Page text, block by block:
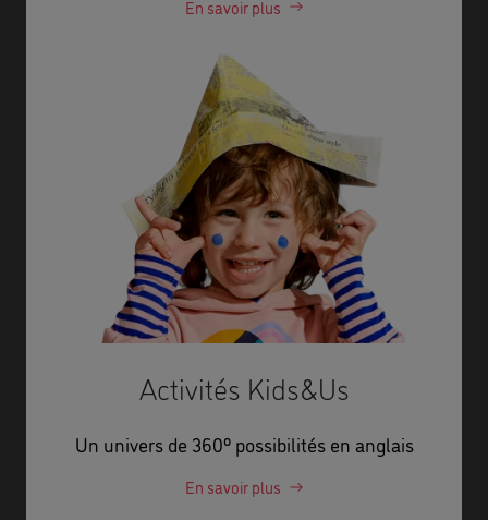
En savoir plus
Activités Kids&Us
Un univers de 360º possibilités en anglais
En savoir plus